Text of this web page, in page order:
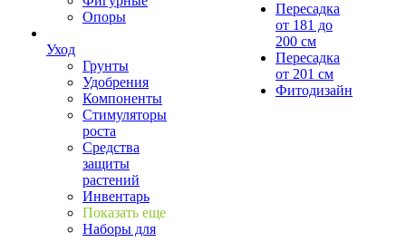
Опоры
Уход
Грунты
Удобрения
Компоненты
Стимуляторы
роста
Средства
защиты
растений
Инвентарь
Показать еще
Наборы для
Пересадка
от 181 до
200 см
Пересадка
от 201 см
Фитодизайн